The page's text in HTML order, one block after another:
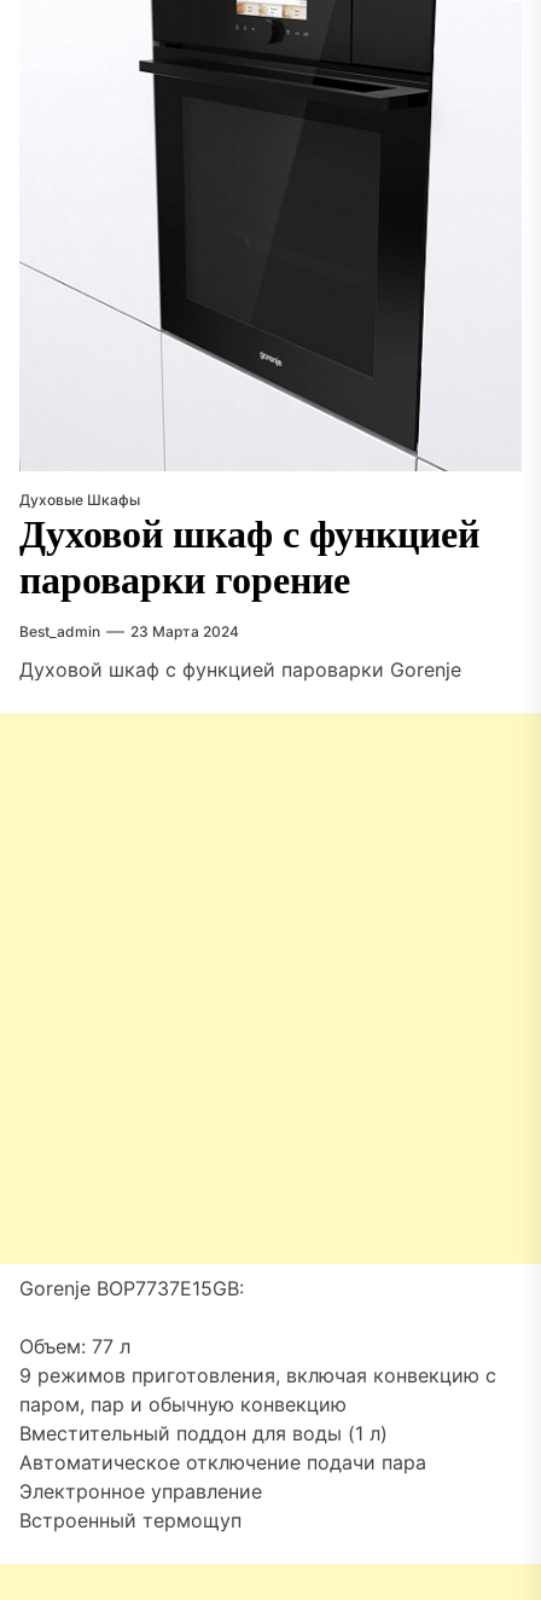
Духовые Шкафы
Духовой шкаф с функцией
пароварки горение
Best_admin 23 Марта 2024
Духовой шкаф с функцией пароварки Gorenje
Gorenje BOP7737E15GB:
Объем: 77 л
9 режимов приготовления, включая конвекцию с
паром, пар и обычную конвекцию
Вместительный поддон для воды (1 л)
Автоматическое отключение подачи пара
Электронное управление
Встроенный термощуп